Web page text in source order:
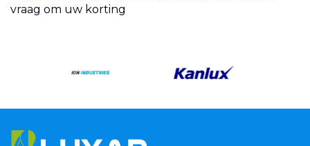
vraag om uw korting